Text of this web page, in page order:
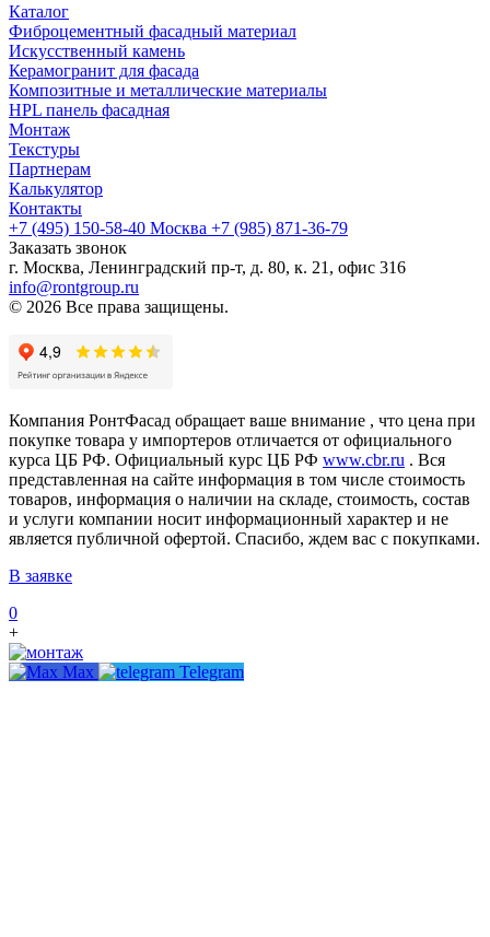
Каталог
Фиброцементный фасадный материал
Искусственный камень
Керамогранит для фасада
Композитные и металлические материалы
HPL панель фасадная
Монтаж
Текстуры
Партнерам
Калькулятор
Контакты
+7 (495) 150-58-40 Москва +7 (985) 871-36-79
Заказать звонок
г. Москва, Ленинградский пр-т, д. 80, к. 21, офис 316
info@rontgroup.ru
© 2026 Все права защищены.
Компания РонтФасад обращает ваше внимание , что цена при
покупке товара у импортеров отличается от официального
курса ЦБ РФ. Официальный курс ЦБ РФ www.cbr.ru . Вся
представленная на сайте информация в том числе стоимость
товаров, информация о наличии на складе, стоимость, состав
и услуги компании носит информационный характер и не
является публичной офертой. Спасибо, ждем вас с покупками.
В заявке
0
+
Max Telegram